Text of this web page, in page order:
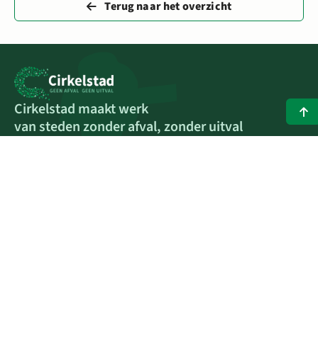
Terug naar het overzicht
Cirkelstad maakt werk
van steden zonder afval, zonder uitval